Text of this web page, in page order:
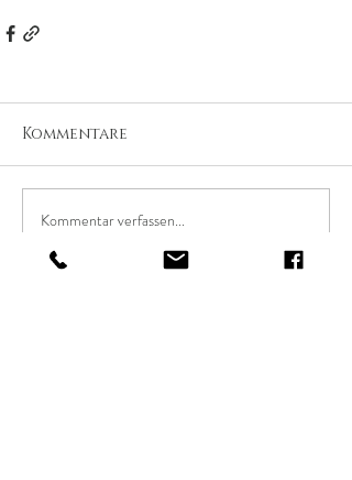
Kommentare
Kommentar verfassen...